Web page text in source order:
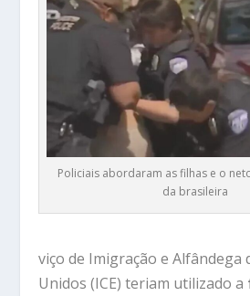
Policiais abordaram as filhas e o
da brasileira
viço de Imigração e Alfândega
Unidos (ICE) teriam utilizado a